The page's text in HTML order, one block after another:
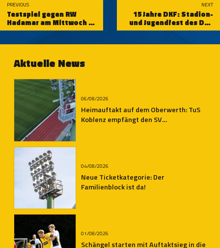
PREVIOUS
Testspiel gegen RW
Hadamar am Mittwoch in
Gückingen
NEXT
15 Jahre DKF: Stadion-
und Jugendfest des DKF
am 13.07.2024
Aktuelle News
06/08/2026
Heimauftakt auf dem Oberwerth: TuS
Koblenz empfängt den SV
04/08/2026
Neue Ticketkategorie: Der
Familienblock ist da!
01/08/2026
Schängel starten mit Auftaktsieg in die